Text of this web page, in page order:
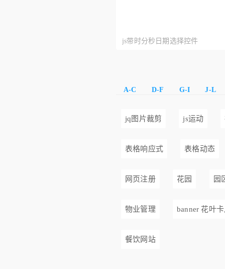
js带时分秒日期选择控件
A-C D-F G-I J-L
jq图片裁剪 js运动
表格响应式 表格动态
网页注册 花园 园
物业管理 banner 花叶
餐饮网站